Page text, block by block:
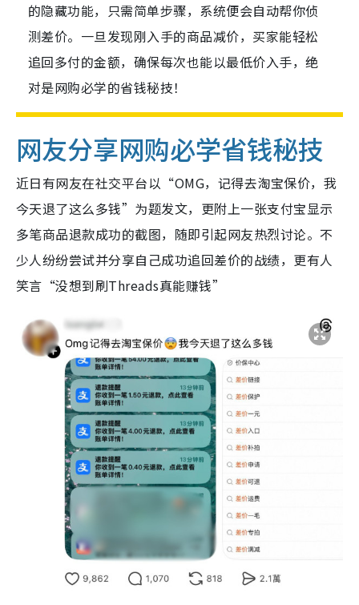
的隐藏功能，只需简单步骤，系统便会自动帮你侦
测差价。一旦发现刚入手的商品减价，买家能轻松
追回多付的金额，确保每次也能以最低价入手，绝
对是网购必学的省钱秘技！
网友分享网购必学省钱秘技
近日有网友在社交平台以“OMG，记得去淘宝保价，我
今天退了这么多钱”为题发文，更附上一张支付宝显示
多笔商品退款成功的截图，随即引起网友热烈讨论。不
少人纷纷尝试并分享自己成功追回差价的战绩，更有人
笑言“没想到刷Threads真能赚钱”